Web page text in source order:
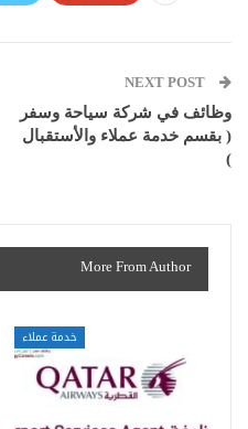
NEXT POST
وظائف في شركة سياحة وسفر
( بقسم خدمة عملاء والأستقبال
)
More From Author
خدمة عملاء